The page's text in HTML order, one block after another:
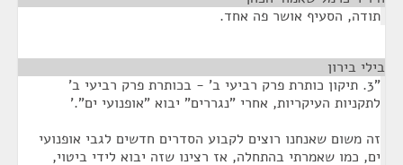
תודה, הסעיף אושר פה אחד.
בילי בירון
"3. תיקון כותרת פרק רביעי ב' - בכותרת פרק רביעי ב'
לתקניות העיקריות, אחרי "נגררים" יבוא "אופנועי ים".'
זה משום שאנחנו רוצים לקבוע הסדרים חדשים לגבי אופנועי
ים, כמו שאמרתי בהתחלה, אז רצינו שזה יבוא לידי ביטוי,